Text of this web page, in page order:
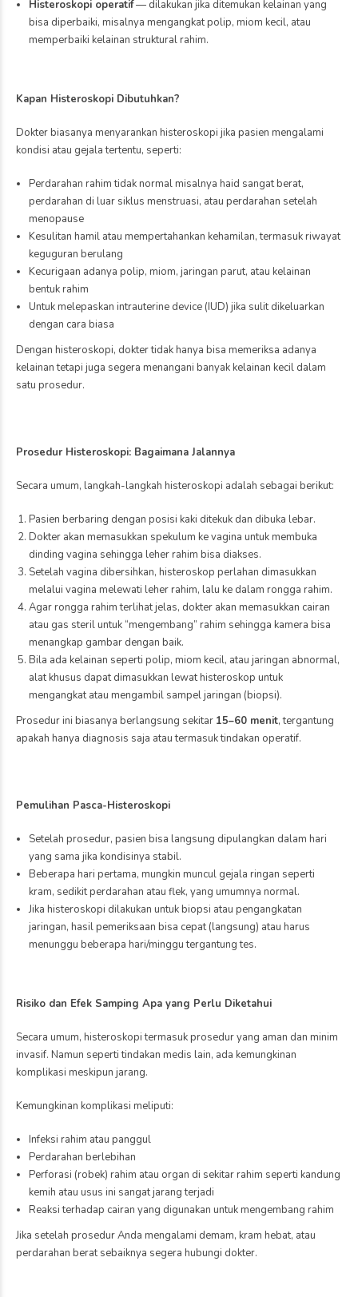
Histeroskopi operatif— dilakukan jika ditemukan kelainan yang
bisa diperbaiki, misalnya mengangkat polip, miom kecil, atau
memperbaiki kelainan struktural rahim.
Kapan Histeroskopi Dibutuhkan?
Dokter biasanya menyarankan histeroskopi jika pasien mengalami
kondisi atau gejala tertentu, seperti:
Perdarahan rahim tidak normal misalnya haid sangat berat,
perdarahan di luar siklus menstruasi, atau perdarahan setelah
menopause
Kesulitan hamil atau mempertahankan kehamilan, termasuk riwayat
keguguran berulang
Kecurigaan adanya polip, miom, jaringan parut, atau kelainan
bentuk rahim
Untuk melepaskan intrauterine device (IUD) jika sulit dikeluarkan
dengan cara biasa
Dengan histeroskopi, dokter tidak hanya bisa memeriksa adanya
kelainan tetapi juga segera menangani banyak kelainan kecil dalam
satu prosedur.
Prosedur Histeroskopi: Bagaimana Jalannya
Secara umum, langkah-langkah histeroskopi adalah sebagai berikut:
Pasien berbaring dengan posisi kaki ditekuk dan dibuka lebar.
Dokter akan memasukkan spekulum ke vagina untuk membuka
dinding vagina sehingga leher rahim bisa diakses.
Setelah vagina dibersihkan, histeroskop perlahan dimasukkan
melalui vagina melewati leher rahim, lalu ke dalam rongga rahim.
Agar rongga rahim terlihat jelas, dokter akan memasukkan cairan
atau gas steril untuk “mengembang” rahim sehingga kamera bisa
menangkap gambar dengan baik.
Bila ada kelainan seperti polip, miom kecil, atau jaringan abnormal,
alat khusus dapat dimasukkan lewat histeroskop untuk
mengangkat atau mengambil sampel jaringan (biopsi).
Prosedur ini biasanya berlangsung sekitar 15–60 menit, tergantung
apakah hanya diagnosis saja atau termasuk tindakan operatif.
Pemulihan Pasca-Histeroskopi
Setelah prosedur, pasien bisa langsung dipulangkan dalam hari
yang sama jika kondisinya stabil.
Beberapa hari pertama, mungkin muncul gejala ringan seperti
kram, sedikit perdarahan atau flek, yang umumnya normal.
Jika histeroskopi dilakukan untuk biopsi atau pengangkatan
jaringan, hasil pemeriksaan bisa cepat (langsung) atau harus
menunggu beberapa hari/minggu tergantung tes.
Risiko dan Efek Samping Apa yang Perlu Diketahui
Secara umum, histeroskopi termasuk prosedur yang aman dan minim
invasif. Namun seperti tindakan medis lain, ada kemungkinan
komplikasi meskipun jarang.
Kemungkinan komplikasi meliputi:
Infeksi rahim atau panggul
Perdarahan berlebihan
Perforasi (robek) rahim atau organ di sekitar rahim seperti kandung
kemih atau usus ini sangat jarang terjadi
Reaksi terhadap cairan yang digunakan untuk mengembang rahim
Jika setelah prosedur Anda mengalami demam, kram hebat, atau
perdarahan berat sebaiknya segera hubungi dokter.